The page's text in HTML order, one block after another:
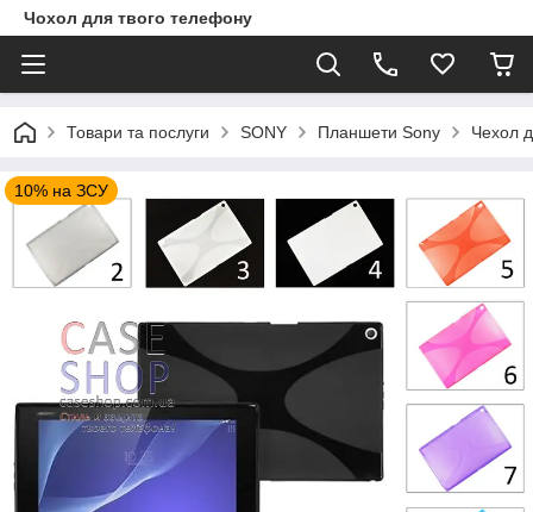
Чохол для твого телефону
Товари та послуги SONY Планшети Sony Чехол
10% на ЗСУ